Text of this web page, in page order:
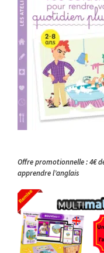
Offre promotionnelle : 4€
apprendre l’anglais